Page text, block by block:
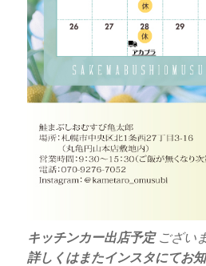
キッチンカー出店予定ござい
詳しくはまたインスタにてお